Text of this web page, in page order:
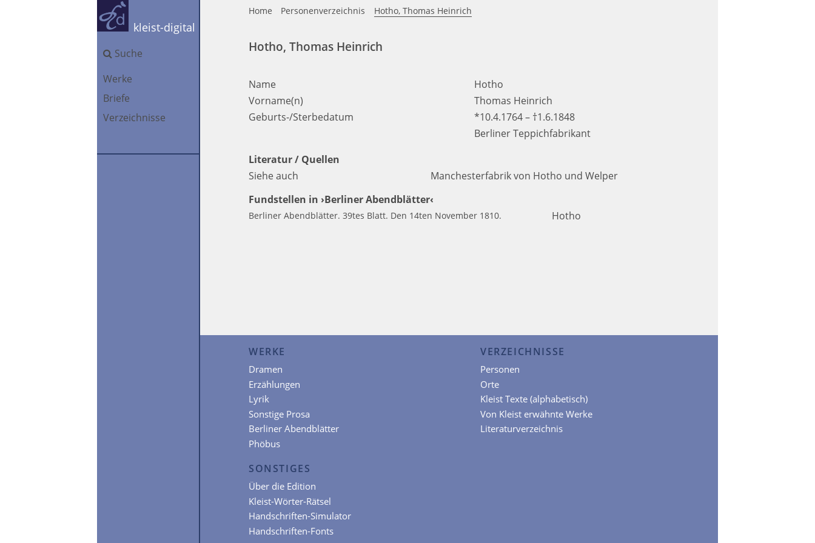
kleist-digital
Suche
Werke
Briefe
Verzeichnisse
Home Personenverzeichnis Hotho, Thomas Heinrich
Hotho, Thomas Heinrich
Name
Hotho
Vorname(n)
Thomas Heinrich
Geburts-/Sterbedatum
*10.4.1764 – †1.6.1848
Berliner Teppichfabrikant
Literatur / Quellen
Siehe auch
Manchesterfabrik von Hotho und Welper
Fundstellen in ›Berliner Abendblätter‹
Berliner Abendblätter. 39tes Blatt. Den 14ten November 1810. Hotho
WERKE
Dramen
Erzählungen
Lyrik
Sonstige Prosa
Berliner Abendblätter
Phöbus
VERZEICHNISSE
Personen
Orte
Kleist Texte (alphabetisch)
Von Kleist erwähnte Werke
Literaturverzeichnis
SONSTIGES
Über die Edition
Kleist-Wörter-Rätsel
Handschriften-Simulator
Handschriften-Fonts